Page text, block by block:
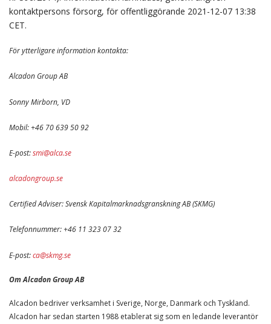
kontaktpersons försorg, för offentliggörande 2021-12-07 13:38
CET.
För ytterligare information kontakta:
Alcadon Group AB
Sonny Mirborn, VD
Mobil: +46 70 639 50 92
E-post:smi@alca.se
alcadongroup.se
Certified Adviser: Svensk Kapitalmarknadsgranskning AB (SKMG)
Telefonnummer: +46 11 323 07 32
E-post:ca@skmg.se
Om Alcadon Group AB
Alcadon bedriver verksamhet i Sverige, Norge, Danmark och Tyskland.
Alcadon har sedan starten 1988 etablerat sig som en ledande leverantör